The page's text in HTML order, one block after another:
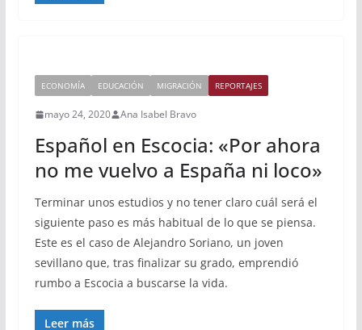
ECONOMÍA EDUCACIÓN MIGRACIÓN REPORTAJES
mayo 24, 2020 Ana Isabel Bravo
Español en Escocia: «Por ahora
no me vuelvo a España ni loco»
Terminar unos estudios y no tener claro cuál será el
siguiente paso es más habitual de lo que se piensa.
Este es el caso de Alejandro Soriano, un joven
sevillano que, tras finalizar su grado, emprendió
rumbo a Escocia a buscarse la vida.
Leer más